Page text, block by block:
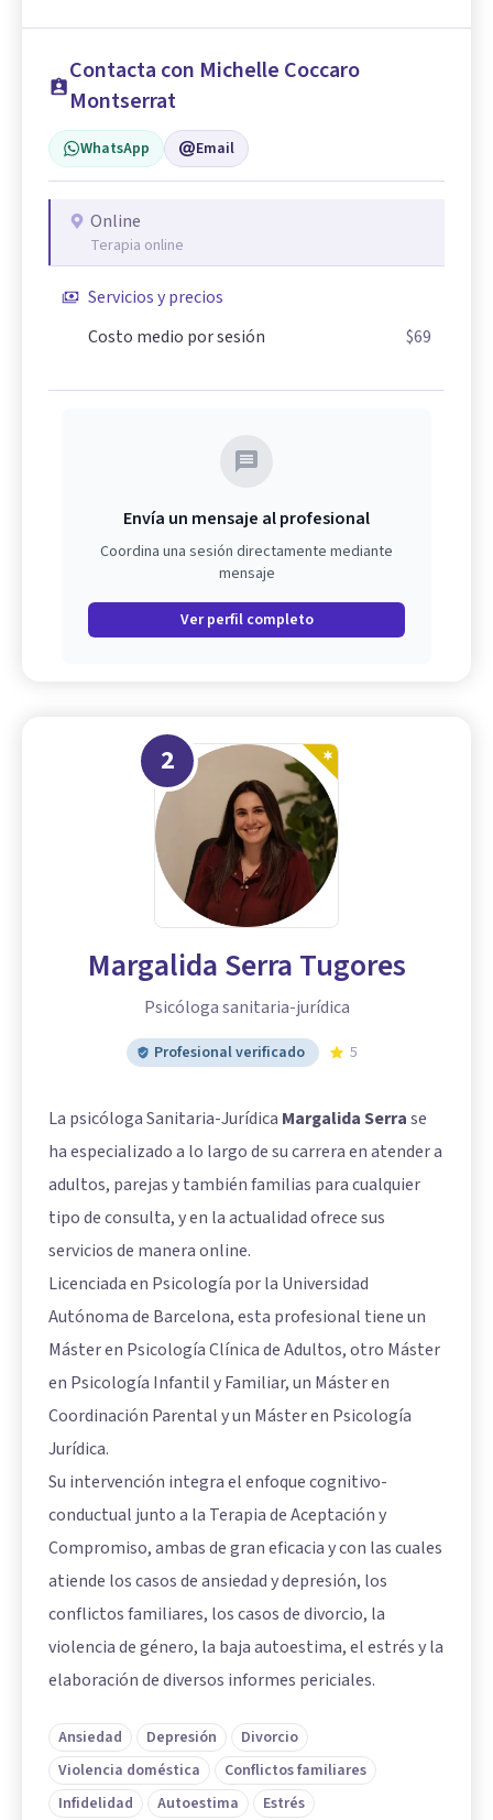
Contacta con Michelle Coccaro
Montserrat
WhatsApp Email
Online
Terapia online
Servicios y precios
Costo medio por sesión
$69
Envía un mensaje al profesional
Coordina una sesión directamente mediante
mensaje
Ver perfil completo
2
Margalida Serra Tugores
Psicóloga sanitaria-jurídica
Profesional verificado 5
La psicóloga Sanitaria-Jurídica Margalida Serrase
ha especializado a lo largo de su carrera en atender a
adultos, parejas y también familias para cualquier
tipo de consulta, y en la actualidad ofrece sus
servicios de manera online.
Licenciada en Psicología por la Universidad
Autónoma de Barcelona, esta profesional tiene un
Máster en Psicología Clínica de Adultos, otro Máster
en Psicología Infantil y Familiar, un Máster en
Coordinación Parental y un Máster en Psicología
Jurídica.
Su intervención integra el enfoque cognitivo-
conductual junto a la Terapia de Aceptación y
Compromiso, ambas de gran eficacia y con las cuales
atiende los casos de ansiedad y depresión, los
conflictos familiares, los casos de divorcio, la
violencia de género, la baja autoestima, el estrés y la
elaboración de diversos informes periciales.
Ansiedad Depresión
Divorcio
Violencia doméstica
Conflictos familiares
Infidelidad
Autoestima
Estrés